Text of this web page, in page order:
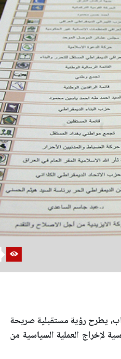
يطرح رؤية مستقبلية صريحة
لإخراج العملية السياسية من